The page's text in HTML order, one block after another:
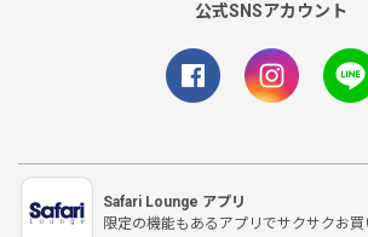
公式SNSアカウント
Safari Lounge アプリ
限定の機能もあるアプリでサクサクお買